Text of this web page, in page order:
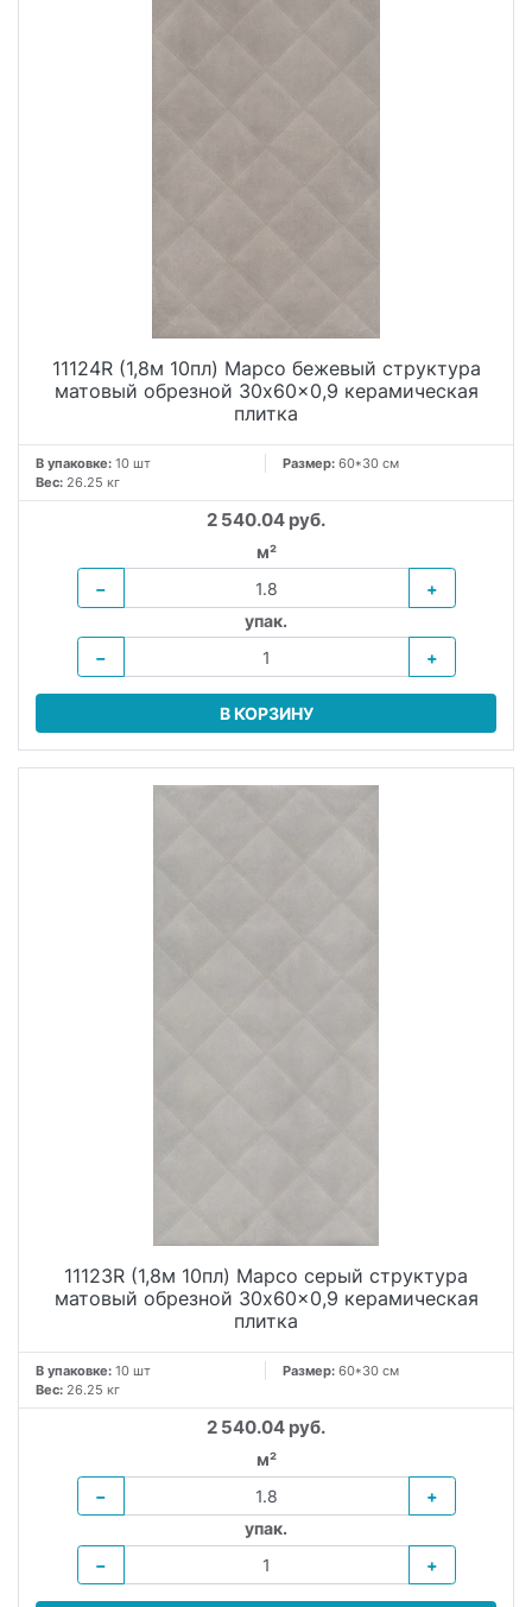
11124R (1,8м 10пл) Марсо бежевый структура
матовый обрезной 30x60x0,9 керамическая
плитка
В упаковке: 10 шт Размер: 60*30 см
Вес: 26.25 кг
2 540.04 руб.
м²
−
+
упак.
−
+
В КОРЗИНУ
11123R (1,8м 10пл) Марсо серый структура
матовый обрезной 30x60x0,9 керамическая
плитка
В упаковке: 10 шт Размер: 60*30 см
Вес: 26.25 кг
2 540.04 руб.
м²
−
+
упак.
−
+